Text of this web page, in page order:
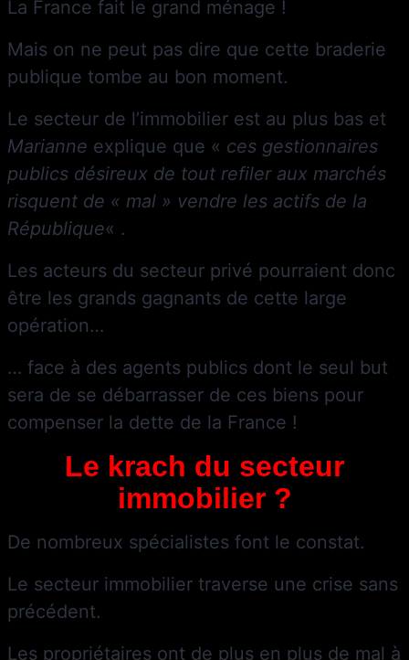
La France fait le grand ménage !
Mais on ne peut pas dire que cette braderie
publique tombe au bon moment.
Le secteur de l’immobilier est au plus bas et
Marianne explique que « ces gestionnaires
publics désireux de tout refiler aux marchés
risquent de « mal » vendre les actifs de la
République« .
Les acteurs du secteur privé pourraient donc
être les grands gagnants de cette large
opération…
… face à des agents publics dont le seul but
sera de se débarrasser de ces biens pour
compenser la dette de la France !
Le krach du secteur
immobilier ?
De nombreux spécialistes font le constat.
Le secteur immobilier traverse une crise sans
précédent.
Les propriétaires ont de plus en plus de mal à